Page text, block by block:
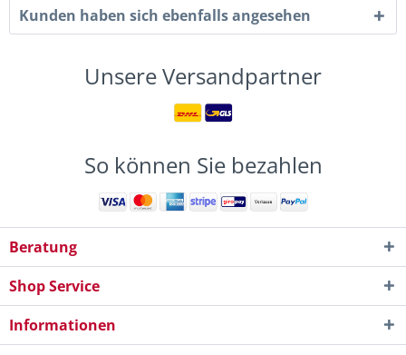
Kunden haben sich ebenfalls angesehen
Unsere Versandpartner
So können Sie bezahlen
Beratung
Shop Service
Informationen